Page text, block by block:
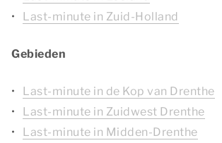
Last-minute in Zuid-Holland
Gebieden
Last-minute in de Kop van Drenthe
Last-minute in Zuidwest Drenthe
Last-minute in Midden-Drenthe